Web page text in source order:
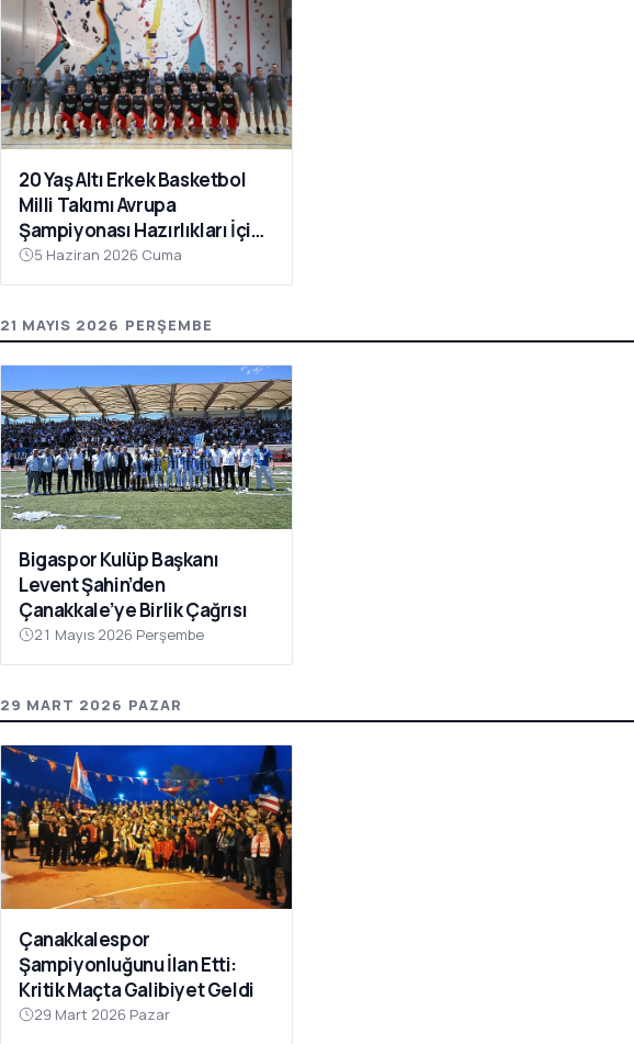
20 Yaş Altı Erkek Basketbol
Milli Takımı Avrupa
Şampiyonası Hazırlıkları İçin
Çanakkale’de Kampa Girdi
5 Haziran 2026 Cuma
21 MAYIS 2026 PERŞEMBE
Bigaspor Kulüp Başkanı
Levent Şahin’den
Çanakkale’ye Birlik Çağrısı
21 Mayıs 2026 Perşembe
29 MART 2026 PAZAR
Çanakkalespor
Şampiyonluğunu İlan Etti:
Kritik Maçta Galibiyet Geldi
29 Mart 2026 Pazar